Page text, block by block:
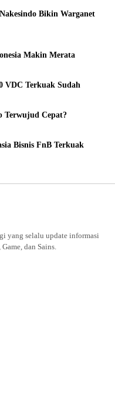
Bikin Warganet
Makin Merata
VDC Terkuak Sudah
Terwujud Cepat?
Bisnis FnB Terkuak
yang selalu update informasi
dan Sains.